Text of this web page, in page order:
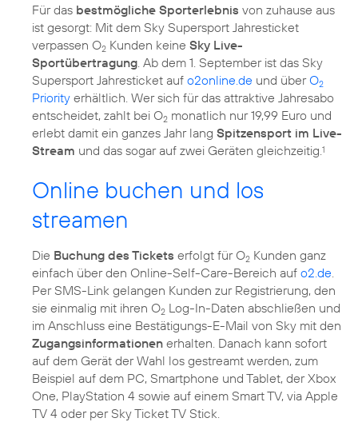
Für das bestmögliche Sporterlebnis von zuhause aus
ist gesorgt: Mit dem Sky Supersport Jahresticket
verpassen O2 Kunden keine Sky Live-
Sportübertragung . Ab dem 1. September ist das Sky
Supersport Jahresticket auf o2online.de und überO2
Priority erhältlich. Wer sich für das attraktive Jahresabo
entscheidet, zahlt bei O2 monatlich nur 19,99 Euro und
erlebt damit ein ganzes Jahr lang Spitzensport im Live-
Stream und das sogar auf zwei Geräten gleichzeitig. 1
Online buchen und los
streamen
Die Buchung des Tickets erfolgt für O2 Kunden ganz
einfach über den Online-Self-Care-Bereich auf o2.de
Per SMS-Link gelangen Kunden zur Registrierung, den
sie einmalig mit ihren O2 Log-In-Daten abschließen und
im Anschluss eine Bestätigungs-E-Mail von Sky mit den
Zugangsinformationen erhalten. Danach kann sofort
auf dem Gerät der Wahl los gestreamt werden, zum
Beispiel auf dem PC, Smartphone und Tablet, der Xbox
One, PlayStation 4 sowie auf einem Smart TV, via Apple
TV 4 oder per Sky Ticket TV Stick.